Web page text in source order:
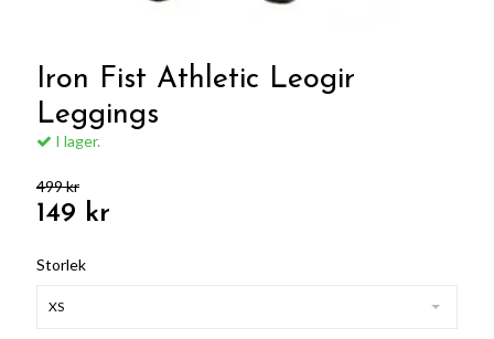
Iron Fist Athletic Leogir
Leggings
I lager.
499 kr
149 kr
Storlek
XS